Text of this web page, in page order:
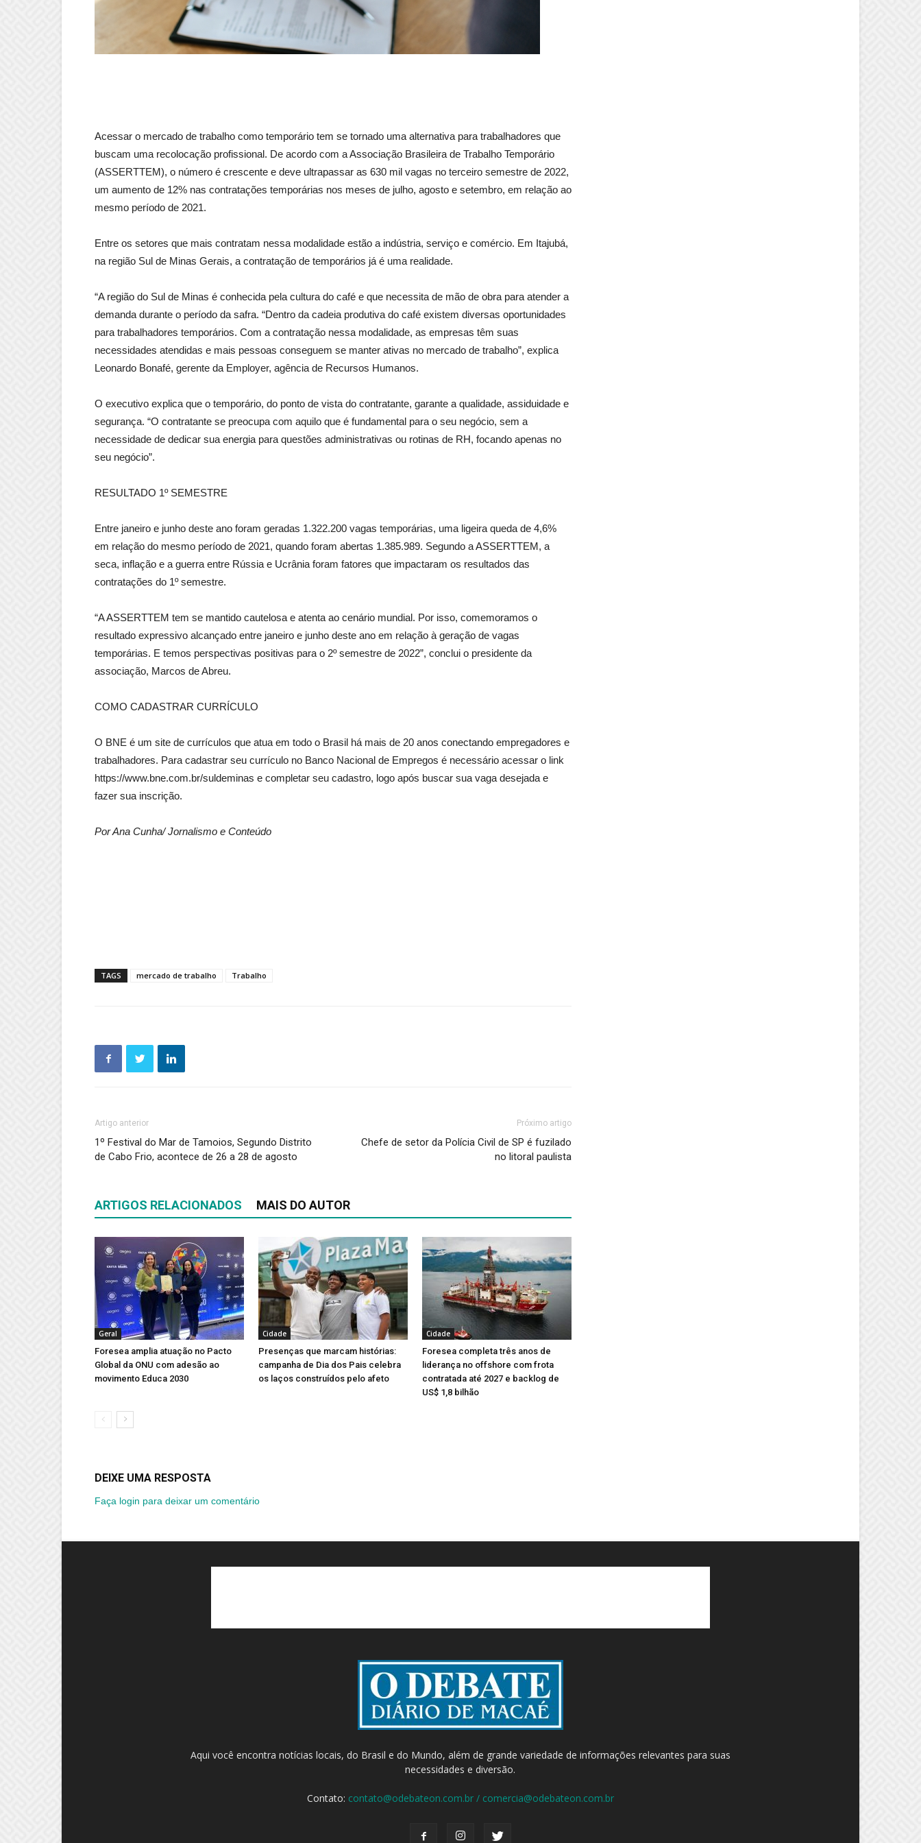
Acessar o mercado de trabalho como temporário tem se tornado uma alternativa para trabalhadores que
buscam uma recolocação profissional. De acordo com a Associação Brasileira de Trabalho Temporário
(ASSERTTEM), o número é crescente e deve ultrapassar as 630 mil vagas no terceiro semestre de 2022,
um aumento de 12% nas contratações temporárias nos meses de julho, agosto e setembro, em relação ao
mesmo período de 2021.
Entre os setores que mais contratam nessa modalidade estão a indústria, serviço e comércio. Em Itajubá,
na região Sul de Minas Gerais, a contratação de temporários já é uma realidade.
“A região do Sul de Minas é conhecida pela cultura do café e que necessita de mão de obra para atender a
demanda durante o período da safra. “Dentro da cadeia produtiva do café existem diversas oportunidades
para trabalhadores temporários. Com a contratação nessa modalidade, as empresas têm suas
necessidades atendidas e mais pessoas conseguem se manter ativas no mercado de trabalho”, explica
Leonardo Bonafé, gerente da Employer, agência de Recursos Humanos.
O executivo explica que o temporário, do ponto de vista do contratante, garante a qualidade, assiduidade e
segurança. “O contratante se preocupa com aquilo que é fundamental para o seu negócio, sem a
necessidade de dedicar sua energia para questões administrativas ou rotinas de RH, focando apenas no
seu negócio”.
RESULTADO 1º SEMESTRE
Entre janeiro e junho deste ano foram geradas 1.322.200 vagas temporárias, uma ligeira queda de 4,6%
em relação do mesmo período de 2021, quando foram abertas 1.385.989. Segundo a ASSERTTEM, a
seca, inflação e a guerra entre Rússia e Ucrânia foram fatores que impactaram os resultados das
contratações do 1º semestre.
“A ASSERTTEM tem se mantido cautelosa e atenta ao cenário mundial. Por isso, comemoramos o
resultado expressivo alcançado entre janeiro e junho deste ano em relação à geração de vagas
temporárias. E temos perspectivas positivas para o 2º semestre de 2022”, conclui o presidente da
associação, Marcos de Abreu.
COMO CADASTRAR CURRÍCULO
O BNE é um site de currículos que atua em todo o Brasil há mais de 20 anos conectando empregadores e
trabalhadores. Para cadastrar seu currículo no Banco Nacional de Empregos é necessário acessar o link
https://www.bne.com.br/suldeminas e completar seu cadastro, logo após buscar sua vaga desejada e
fazer sua inscrição.
Por Ana Cunha/ Jornalismo e Conteúdo
TAGS mercado de trabalho Trabalho
Artigo anterior
1º Festival do Mar de Tamoios, Segundo Distrito
de Cabo Frio, acontece de 26 a 28 de agosto
Próximo artigo
Chefe de setor da Polícia Civil de SP é fuzilado
no litoral paulista
ARTIGOS RELACIONADOS MAIS DO AUTOR
Geral
Foresea amplia atuação no Pacto
Global da ONU com adesão ao
movimento Educa 2030
Cidade
Presenças que marcam histórias:
campanha de Dia dos Pais celebra
os laços construídos pelo afeto
Cidade
Foresea completa três anos de
liderança no offshore com frota
contratada até 2027 e backlog de
US$ 1,8 bilhão
DEIXE UMA RESPOSTA
Faça login para deixar um comentário
Aqui você encontra notícias locais, do Brasil e do Mundo, além de grande variedade de informações relevantes para suas
necessidades e diversão.
Contato: contato@odebateon.com.br / comercia@odebateon.com.br